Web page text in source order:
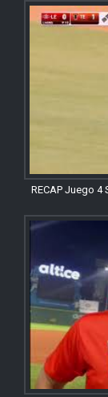
RECAP Juego